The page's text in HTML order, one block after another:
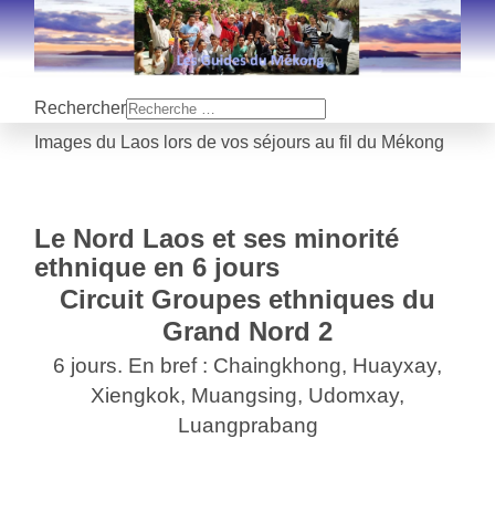
Rechercher
Images du Laos lors de vos séjours au fil du Mékong
Le Nord Laos et ses minorité
ethnique en 6 jours
Circuit Groupes ethniques du
Grand Nord 2
6 jours. En bref : Chaingkhong, Huayxay,
Xiengkok, Muangsing, Udomxay,
Luangprabang